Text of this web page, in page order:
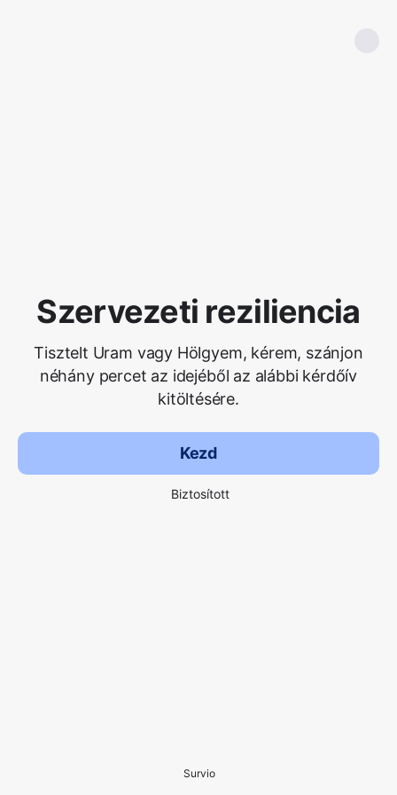
Szervezeti reziliencia
Tisztelt Uram vagy Hölgyem, kérem, szánjon
néhány percet az idejéből az alábbi kérdőív
kitöltésére.
Kezd
Biztosított
Survio